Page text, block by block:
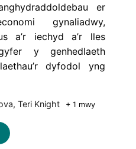
er
gynaliadwy,
a’r iechyd a’r lles
y genhedlaeth
dyfodol yng
Teri Knight + 1 mwy